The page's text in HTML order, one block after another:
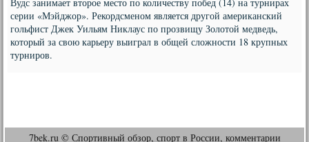
серии «Мэйджор». Рекордсменом является другой американский
гольфист Джек Уильям Никлаус по прозвищу Золотой медведь,
который за свою карьеру выиграл в общей сложности 18 крупных
турниров.
7bek.ru © Спортивный обзор, спорт в России, комментарии